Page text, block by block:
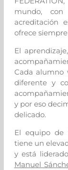
mundo,
acreditación
ofrece
El
Cada alumno
diferente y
y por eso
delicado.
El equipo de
tiene un
y está
Manuel